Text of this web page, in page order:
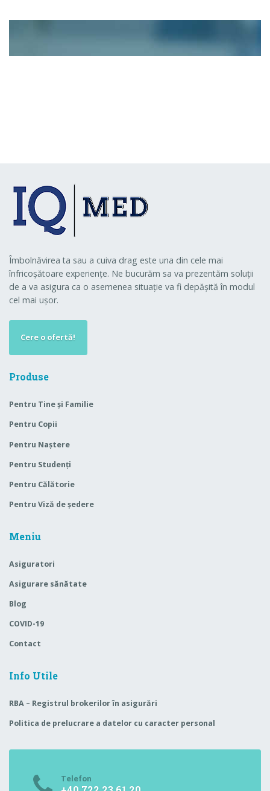
Îmbolnăvirea ta sau a cuiva drag este una din cele mai
înfricoșătoare experiențe. Ne bucurăm sa va prezentăm soluții
de a va asigura ca o asemenea situație va fi depășită în modul
cel mai ușor.
Cere o ofertă!
Produse
Pentru Tine și Familie
Pentru Copii
Pentru Naștere
Pentru Studenți
Pentru Călătorie
Pentru Viză de ședere
Meniu
Asiguratori
Asigurare sănătate
Blog
COVID-19
Contact
Info Utile
RBA – Registrul brokerilor în asigurări
Politica de prelucrare a datelor cu caracter personal
Telefon